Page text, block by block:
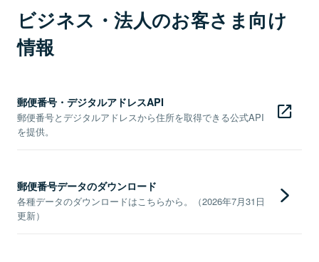
ビジネス・法人のお客さま向け
情報
郵便番号・デジタルアドレスAPI
郵便番号とデジタルアドレスから住所を取得できる公式API
を提供。
郵便番号データのダウンロード
各種データのダウンロードはこちらから。（2026年7月31日
更新）